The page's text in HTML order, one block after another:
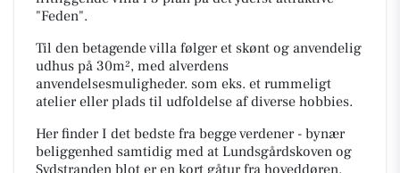
"Feden".
Til den betagende villa følger et skønt og anvendelig
udhus på 30m², med alverdens
anvendelsesmuligheder. som eks. et rummeligt
atelier eller plads til udfoldelse af diverse hobbies.
Her finder I det bedste fra begge verdener - bynær
beliggenhed samtidig med at Lundsgårdskoven og